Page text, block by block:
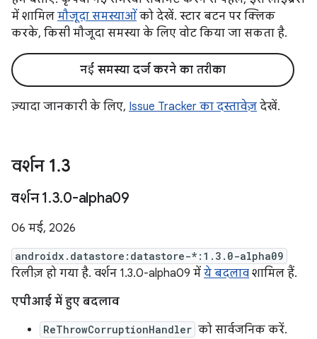
में शामिल मौजूदा समस्याओं को देखें. स्टार बटन पर क्लिक
करके, किसी मौजूदा समस्या के लिए वोट किया जा सकता है.
नई समस्या दर्ज करने का तरीका
ज़्यादा जानकारी के लिए, Issue Tracker का दस्तावेज़ देखें.
वर्शन 1.3
वर्शन 1.3.0-alpha09
06 मई, 2026
androidx.datastore:datastore-*:1.3.0-alpha09
रिलीज़ हो गया है. वर्शन 1.3.0-alpha09 में ये बदलाव शामिल हैं.
एपीआई में हुए बदलाव
ReThrowCorruptionHandler को सार्वजनिक करें.